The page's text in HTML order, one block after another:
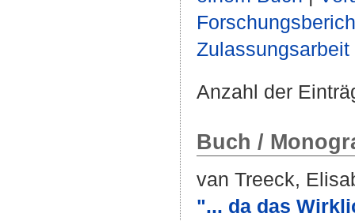
Zulassungsarbeit
Anzahl der
Buch /
van Treeck,
"... da das